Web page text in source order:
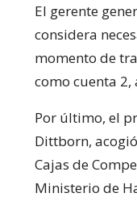
El gerente
considera
momento de
como cuenta
Por último, el
Dittborn,
Cajas de
Ministerio de